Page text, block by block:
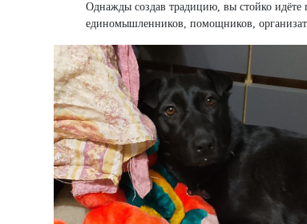
Однажды создав традицию, вы стойко
единомышленников, помощников,